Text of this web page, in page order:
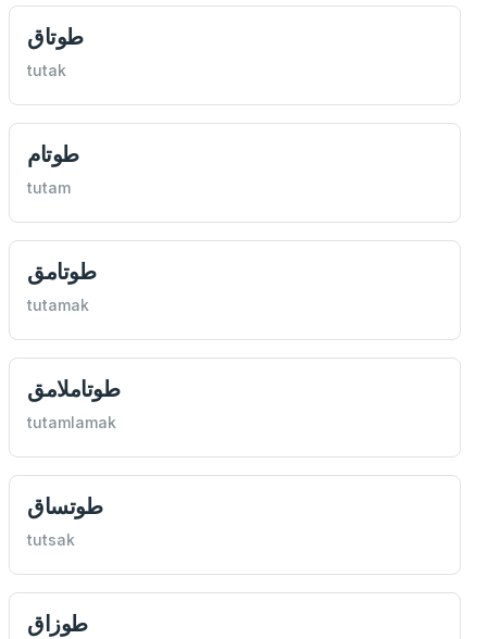
طوتاق
tutak
طوتام
tutam
طوتامق
tutamak
طوتاملامق
tutamlamak
طوتساق
tutsak
طوزاق